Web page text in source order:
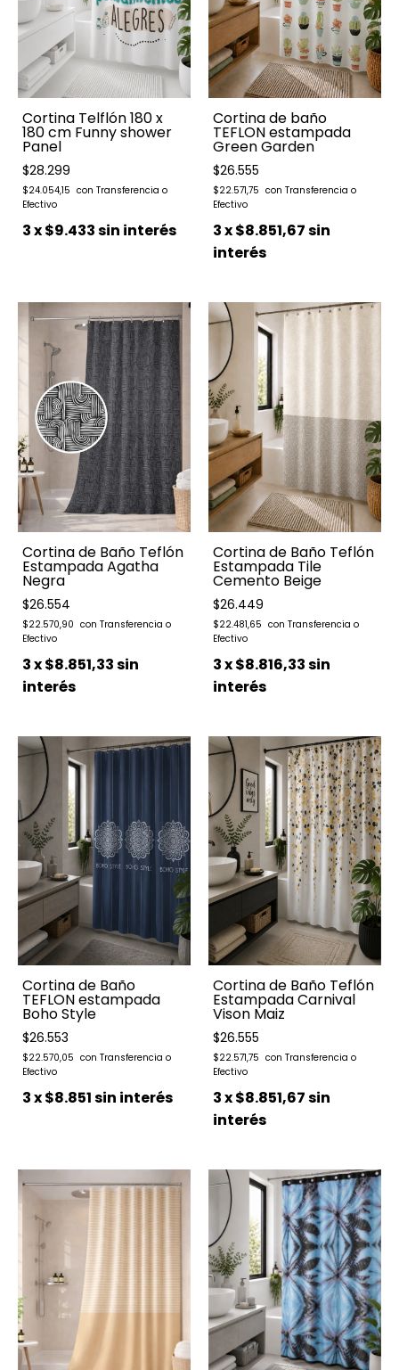
Cortina Telflón 180 x
180 cm Funny shower
Panel
$28.299
$24.054,15
3x$9.433sin interés
Cortina de baño
TEFLON estampada
Green Garden
$26.555
$22.571,75
3x$8.851,67sin
interés
Cortina de Baño Teflón
Estampada Agatha
Negra
$26.554
$22.570,90
3x$8.851,33sin
interés
Cortina de Baño Teflón
Estampada Tile
Cemento Beige
$26.449
$22.481,65
3x$8.816,33sin
interés
Cortina de Baño
TEFLON estampada
Boho Style
$26.553
$22.570,05
3x$8.851sin interés
Cortina de Baño Teflón
Estampada Carnival
Vison Maiz
$26.555
$22.571,75
3x$8.851,67sin
interés